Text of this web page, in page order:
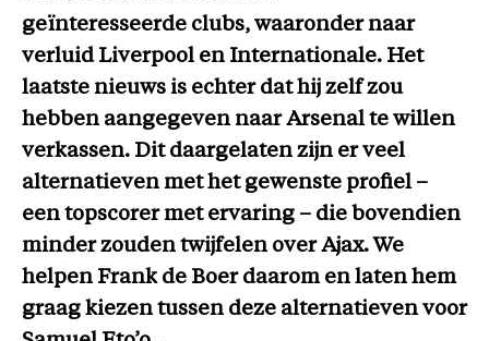
geïnteresseerde clubs, waaronder naar
verluid Liverpool en Internationale. Het
laatste nieuws is echter dat hij zelf zou
hebben aangegeven naar Arsenal te willen
verkassen. Dit daargelaten zijn er veel
alternatieven met het gewenste profiel –
een topscorer met ervaring – die bovendien
minder zouden twijfelen over Ajax. We
helpen Frank de Boer daarom en laten hem
graag kiezen tussen deze alternatieven voor